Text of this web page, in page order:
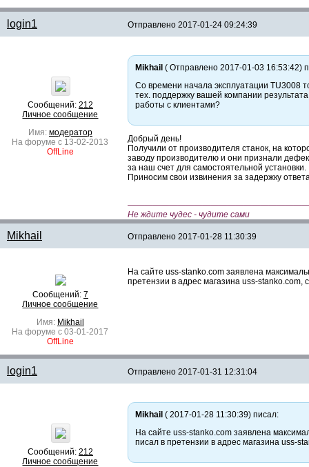
login1 Отправлено 2017-01-24 09:24:39
Сообщений: 212
Личное сообщение
Имя: модератор
На форуме с 13-02-2013
OffLine
Mikhail ( Отправлено 2017-01-03 16:53:42)
Со времени начала эксплуатации TU3008
тех. поддержку вашей компании
работы с клиентами?
Добрый день!
Получили от производителя станок, на
заводу производителю и они признали
за наш счет для самостоятельной установки.
Приносим свои извинения за задержку
Не ждите чудес - чудите сами
Mikhail Отправлено 2017-01-28 11:30:39
Сообщений: 7
Личное сообщение
Имя: Mikhail
На форуме с 03-01-2017
OffLine
На сайте uss-stanko.com заявлена
претензии в адрес магазина uss-
login1 Отправлено 2017-01-31 12:31:04
Сообщений: 212
Личное сообщение
Mikhail ( 2017-01-28 11:30:39) писал:
На сайте uss-stanko.com заявлена
писал в претензии в адрес магазина uss-